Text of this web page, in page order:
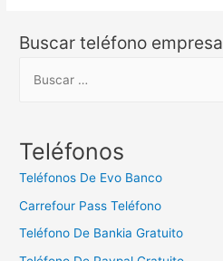
Buscar teléfono empresa
c
:
Teléfonos
Teléfonos De Evo Banco
Carrefour Pass Teléfono
Teléfono De Bankia Gratuito